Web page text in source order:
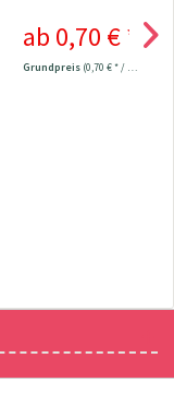
ab 0,70 € * /
Grundpreis (0,70 € * / 1 Meter)